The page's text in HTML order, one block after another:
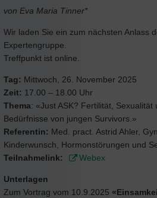
von Eva Maria Tinner*
Wir laden Sie ein zum nächsten Anlass
Expertengruppe.
Treffpunkt ist online.
Tag: Mittwoch, 26. November 2025
Zeit: 17.00 – 18.00 Uhr
Thema: «Just ASK? Fertilität,
Bedürfnisse von jungen Survivors.»
Referentin: Med. pract. Astrid Ahler,
Kinderwunsch, Hormonstörungen und
Teilnahmelink:
Webex
Unterlagen
Zum Vortrag vom 10.9.2025